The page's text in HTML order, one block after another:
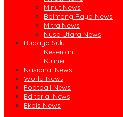
Minut News
Bolmong Raya News
Mitra News
Nusa Utara News
Budaya Sulut
Kesenian
Kuliner
Nasional News
World News
Football News
Editorial News
Ekbis News